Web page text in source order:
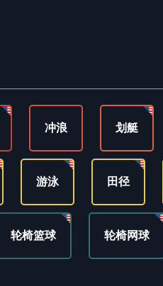
冲浪 划艇
游泳 田径
轮椅篮球 轮椅网球